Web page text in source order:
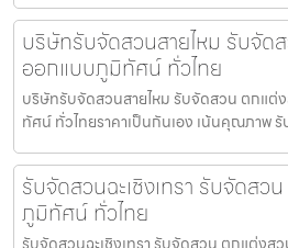
บริษัทรับจัดสวนสายไหม รับจัด
ออกแบบภูมิทัศน์ ทั่วไทย
บริษัทรับจัดสวนสายไหม รับจัดสวน ตกแ
ทัศน์ ทั่วไทยราคาเป็นกันเอง เน้นคุณภาพ
รับจัดสวนฉะเชิงเทรา รับจัดส
ภูมิทัศน์ ทั่วไทย